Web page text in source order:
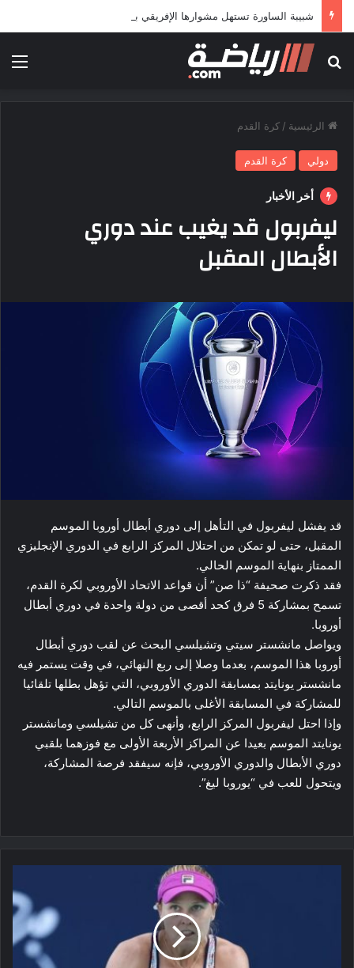
شبيبة الساورة تستهل مشوارها الإفريقي بمواجهة حافيا كوناكري
بحث عن
الرئيسية / كرة القدم
دولي كرة القدم
أخر الأخبار
ليفربول قد يغيب عند دوري
الأبطال المقبل
قد يفشل ​ليفربول​ في التأهل إلى ​دوري أبطال أوروبا​ الموسم
المقبل، حتى لو تمكن من احتلال المركز الرابع في ​الدوري الإنجليزي
الممتاز​ بنهاية الموسم الحالي.
فقد ذكرت صحيفة “ذا صن” أن قواعد ​الاتحاد الأوروبي لكرة القدم​،
تسمح بمشاركة 5 فرق كحد أقصى من دولة واحدة في دوري أبطال
أوروبا.
ويواصل ​مانشستر سيتي​ و​تشيلسي​ البحث عن لقب دوري أبطال
أوروبا هذا الموسم، بعدما وصلا إلى ربع النهائي، في وقت يستمر فيه ​
مانشستر يونايتد​ بمسابقة الدوري الأوروبي، التي تؤهل بطلها تلقائيا
للمشاركة في المسابقة الأغلى بالموسم التالي.
وإذا احتل ليفربول المركز الرابع، وأنهى كل من تشيلسي ومانشستر
يونايتد الموسم بعيدا عن المراكز الأربعة الأولى مع فوزهما بلقبي
دوري الأبطال والدوري الأوروبي، فإنه سيفقد فرصة المشاركة،
ويتحول للعب في “​يوروبا ليغ​”.